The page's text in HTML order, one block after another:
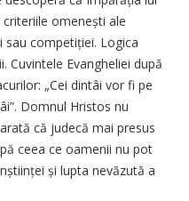
omenești ale
competiției. Logica
Cuvintele Evangheliei după
„Cei dintâi vor fi pe
Domnul Hristos nu
că judecă mai presus
ceea ce oamenii nu pot
și lupta nevăzută a